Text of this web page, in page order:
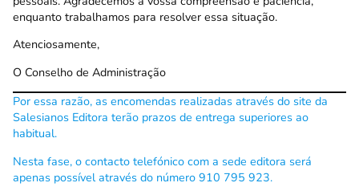
enquanto trabalhamos para resolver essa situação.
Atenciosamente,
O Conselho de Administração
Por essa razão, as encomendas realizadas através do site da
Salesianos Editora terão prazos de entrega superiores ao
habitual.
Nesta fase, o contacto telefónico com a sede editora será
apenas possível através do número 910 795 923.